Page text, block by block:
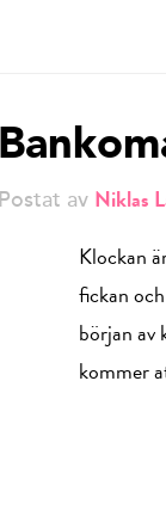
Postat av Niklas
Klockan
fickan
början av
kommer